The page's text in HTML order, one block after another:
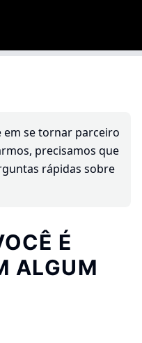
em se tornar parceiro
precisamos que
rápidas sobre
É
ALGUM